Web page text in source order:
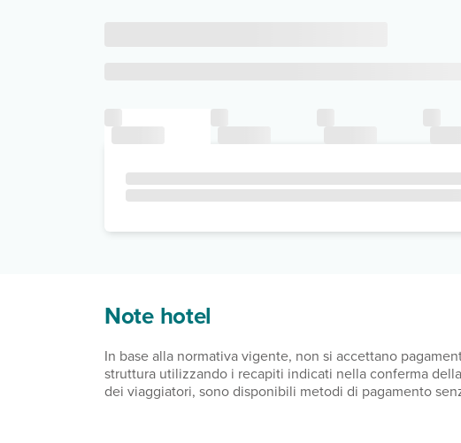
Note hotel
In base alla normativa vigente, non si accettano
struttura utilizzando i recapiti indicati nella conferma
dei viaggiatori, sono disponibili metodi di pagamento